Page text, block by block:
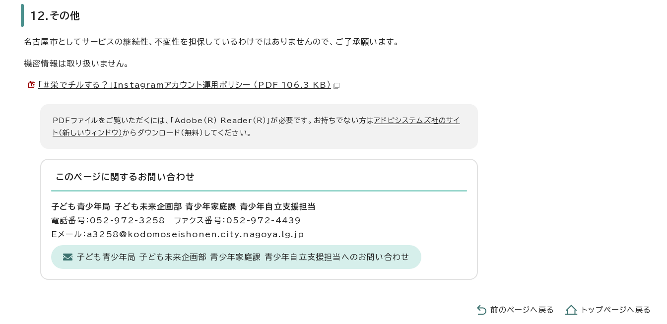
12.その他
名古屋市としてサービスの継続性、不変性を担保しているわけではありませんので、ご了承願います。
機密情報は取り扱いません。
「#栄でチルする？」Instagramアカウント運用ポリシー （PDF 106.3 KB）
PDFファイルをご覧いただくには、「Adobe（R） Reader（R）」が必要です。お持ちでない方はアドビシステムズ社のサイ
ト（新しいウィンドウ）からダウンロード（無料）してください。
このページに関する お問い合わせ
子ども青少年局 子ども未来企画部 青少年家庭課 青少年自立支援担当
電話番号：052-972-3258 ファクス番号：052-972-4439
Eメール：a3258@kodomoseishonen.city.nagoya.lg.jp
子ども青少年局 子ども未来企画部 青少年家庭課 青少年自立支援担当へのお問い合わせ
前のページへ戻る トップページへ戻る